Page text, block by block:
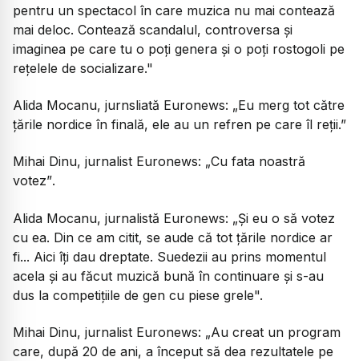
pentru un spectacol în care muzica nu mai contează
mai deloc. Contează scandalul, controversa și
imaginea pe care tu o poți genera și o poți rostogoli pe
rețelele de socializare."
Alida Mocanu, jurnsliată Euronews: „Eu merg tot către
țările nordice în finală, ele au un refren pe care îl reții.”
Mihai Dinu, jurnalist Euronews: „Cu fata noastră
votez”.
Alida Mocanu, jurnalistă Euronews: „Și eu o să votez
cu ea. Din ce am citit, se aude că tot țările nordice ar
fi... Aici îți dau dreptate. Suedezii au prins momentul
acela și au făcut muzică bună în continuare și s-au
dus la competițiile de gen cu piese grele".
Mihai Dinu, jurnalist Euronews: „Au creat un program
care, după 20 de ani, a început să dea rezultatele pe